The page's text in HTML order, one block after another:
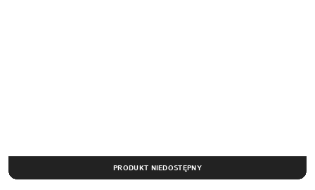
PRODUKT NIEDOSTĘPNY